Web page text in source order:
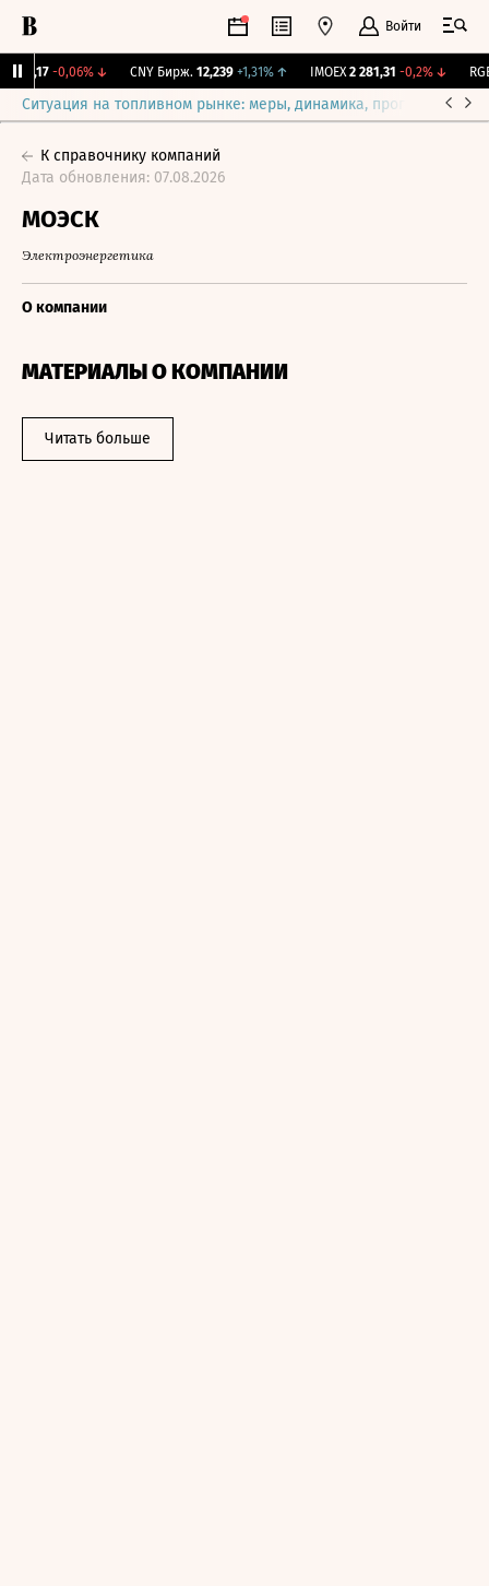
Войти
115,17 -0,06%↓ CNY Бирж. 12,239 +1,31% ↑ IMOEX 2 281,31 -0,2%↓
Ситуация на топливном рынке: меры, динамика, прогнозы
К справочнику компаний
Дата обновления: 07.08.2026
МОЭСК
Электроэнергетика
О компании
МАТЕРИАЛЫ О КОМПАНИИ
Читать больше